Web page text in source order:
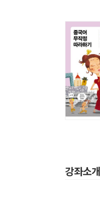
강좌소개